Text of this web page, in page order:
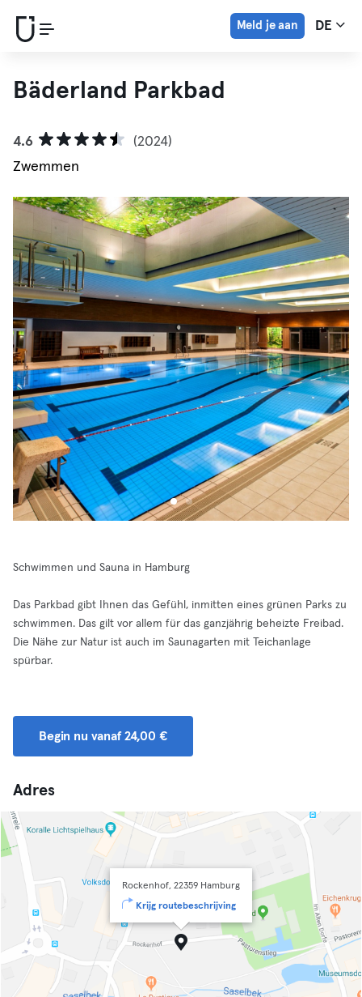
Meld je aan DE
Bäderland Parkbad
4.6
(2024)
Zwemmen
Schwimmen und Sauna in Hamburg
Das Parkbad gibt Ihnen das Gefühl, inmitten eines grünen Parks zu
schwimmen. Das gilt vor allem für das ganzjährig beheizte Freibad.
Die Nähe zur Natur ist auch im Saunagarten mit Teichanlage
spürbar.
Begin nu vanaf 24,00 €
Adres
Rockenhof, 22359 Hamburg
Krijg routebeschrijving